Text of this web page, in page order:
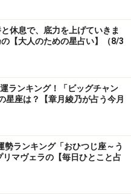
休息で、底力を上げていきま
【大人のための星占い】（8/3
ランキング！「ビッグチャン
星座は？【章月綾乃が占う今月
勢ランキング「おひつじ座～う
リマヴェラの【毎日ひとこと占